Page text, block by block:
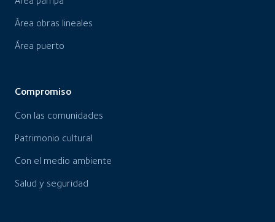
Área obras lineales
Área puerto
Compromiso
Con las comunidades
Patrimonio cultural
Con el medio ambiente
Salud y seguridad